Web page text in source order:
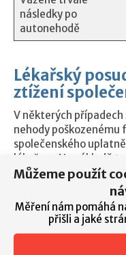
Můžeme použít
Měření nám pomáhá
přišli a jaké
následky po
autonehodě
Lékařský
ztížení
V některých
nehody poškozenému
společenského
lékařem. Na základě
následně pojišťovna
trvalých následků
nedoporučujeme z
ošetřující lékař
výpočty ztížení